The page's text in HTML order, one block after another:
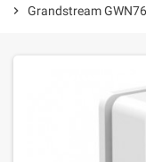
chevron_right
Grandstream